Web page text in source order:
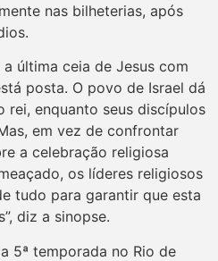
nas bilheterias, após
última ceia de Jesus com
posta. O povo de Israel dá
rei, enquanto seus discípulos
em vez de confrontar
a celebração religiosa
os líderes religiosos
tudo para garantir que esta
diz a sinopse.
5ª temporada no Rio de